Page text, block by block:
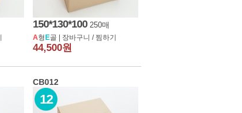
150*130*100 250매
A형 E골 | 장바구니 /찜하기
44,500원
CB012
12